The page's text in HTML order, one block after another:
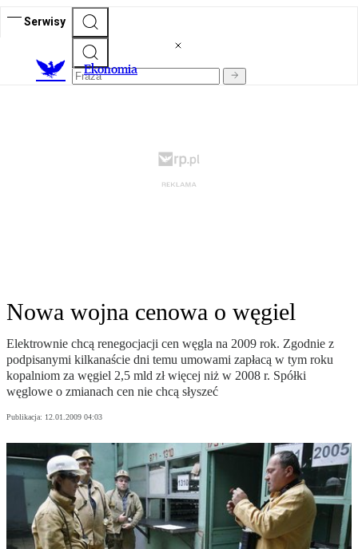
Serwisy
Ekonomia
Nowa wojna cenowa o węgiel
Elektrownie chcą renegocjacji cen węgla na 2009 rok. Zgodnie z
podpisanymi kilkanaście dni temu umowami zapłacą w tym roku
kopalniom za węgiel 2,5 mld zł więcej niż w 2008 r. Spółki
węglowe o zmianach cen nie chcą słyszeć
Publikacja: 12.01.2009 04:03